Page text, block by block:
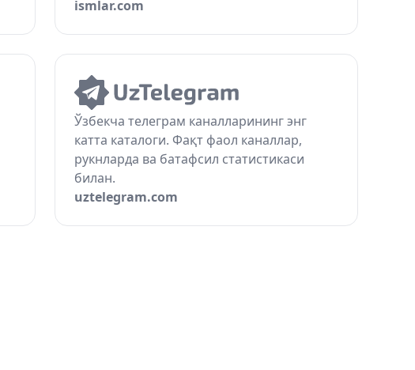
ismlar.com
Ўзбекча телеграм каналларининг энг
катта каталоги. Фақт фаол каналлар,
рукнларда ва батафсил статистикаси
билан.
uztelegram.com